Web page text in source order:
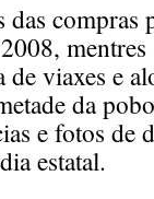
das
viaxes e
da
e fotos de
estatal.